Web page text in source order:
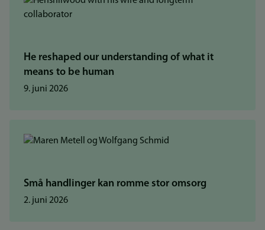
He reshaped our understanding of what it
means to be human
9. juni 2026
Små handlinger kan romme stor omsorg
2. juni 2026